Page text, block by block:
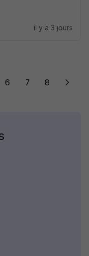
il y a 3 jours
6 7 8